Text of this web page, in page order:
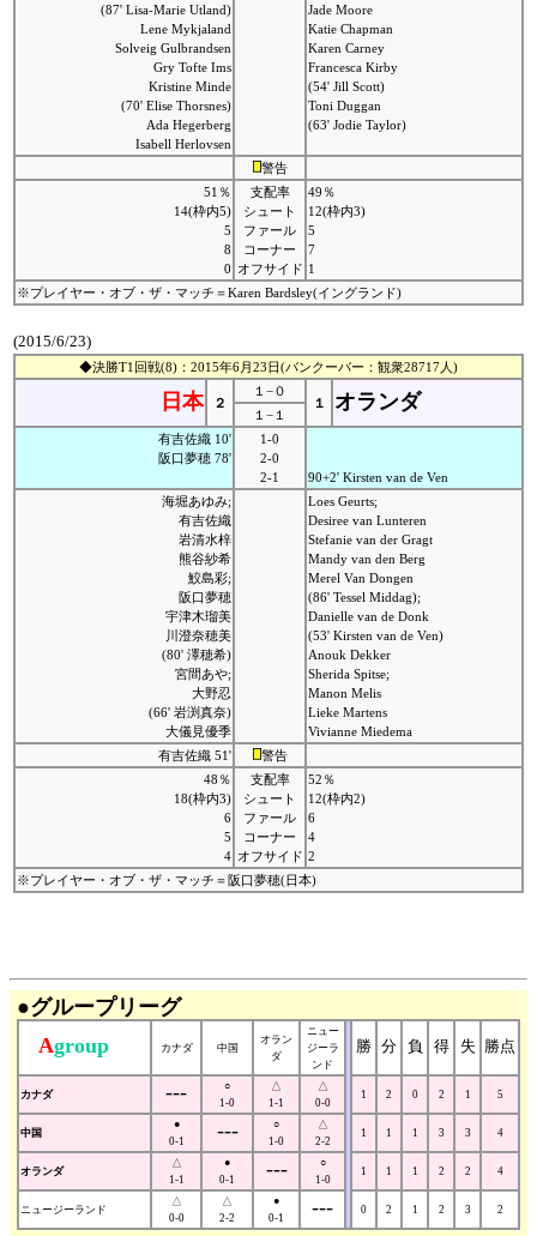
(87' Lisa-Marie Utland)
Lene Mykjaland
Solveig Gulbrandsen
Gry Tofte Ims
Kristine Minde
(70' Elise Thorsnes)
Ada Hegerberg
Isabell Herlovsen
Jade Moore
Katie Chapman
Karen Carney
Francesca Kirby
(54' Jill Scott)
Toni Duggan
(63' Jodie Taylor)
警告
51％
14(枠内5)
5
8
0
支配率
シュート
ファール
コーナー
オフサイド
49％
12(枠内3)
5
7
1
※プレイヤー・オブ・ザ・マッチ＝Karen Bardsley(イングランド)
(2015/6/23)
◆決勝T1回戦(8)：2015年6月23日(バンクーバー：観衆28717人)
日本 ２
１−０
１
オランダ
１−１
有吉佐織 10'
阪口夢穂 78'
1-0
2-0
2-1
90+2' Kirsten van de Ven
海堀あゆみ;
有吉佐織
岩清水梓
熊谷紗希
鮫島彩;
阪口夢穂
宇津木瑠美
川澄奈穂美
(80' 澤穂希)
宮間あや;
大野忍
(66' 岩渕真奈)
大儀見優季
Loes Geurts;
Desiree van Lunteren
Stefanie van der Gragt
Mandy van den Berg
Merel Van Dongen
(86' Tessel Middag);
Danielle van de Donk
(53' Kirsten van de Ven)
Anouk Dekker
Sherida Spitse;
Manon Melis
Lieke Martens
Vivianne Miedema
有吉佐織 51'
警告
48％
18(枠内3)
6
5
4
支配率
シュート
ファール
コーナー
オフサイド
52％
12(枠内2)
6
4
2
※プレイヤー・オブ・ザ・マッチ＝阪口夢穂(日本)
●グループリーグ
Agroup カナダ 中国
オラン
ダ
ニュー
ジーラ
ンド
勝 分 負 得 失 勝点
カナダ ---
○
1-0
△
1-1
△
0-0
1 2 0 2 1 5
中国
●
0-1
---
○
1-0
△
2-2
1 1 1 3 3 4
オランダ
△
1-1
●
0-1
---
○
1-0
1 1 1 2 2 4
ニュージーランド
△
0-0
△
2-2
●
0-1
--- 0 2 1 2 3 2